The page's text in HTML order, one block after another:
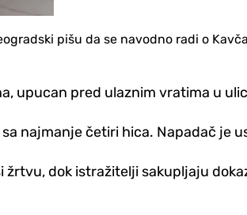
pišu da se navodno radi o
upucan pred ulaznim vratima u
najmanje četiri hica. Napadač je
žrtvu, dok istražitelji sakupljaju